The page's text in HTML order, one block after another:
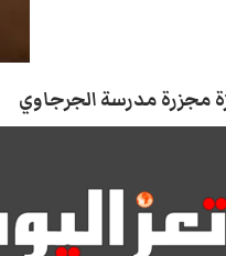
مجزرة مدرسة الجرجاوي